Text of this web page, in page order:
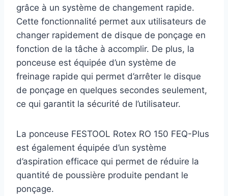
grâce à un système de changement rapide.
Cette fonctionnalité permet aux utilisateurs de
changer rapidement de disque de ponçage en
fonction de la tâche à accomplir. De plus, la
ponceuse est équipée d’un système de
freinage rapide qui permet d’arrêter le disque
de ponçage en quelques secondes seulement,
ce qui garantit la sécurité de l’utilisateur.
La ponceuse FESTOOL Rotex RO 150 FEQ-Plus
est également équipée d’un système
d’aspiration efficace qui permet de réduire la
quantité de poussière produite pendant le
ponçage.